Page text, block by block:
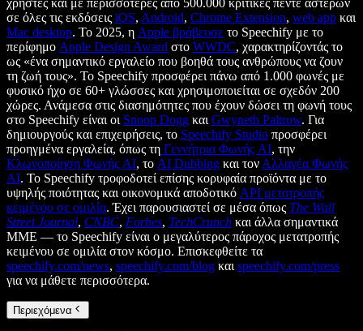
σε όλες τις εκδόσεις iOS, Android, Chrome Extension, web app και
Mac desktop. Το 2025, η Apple βράβευσε το Speechify με το
περίφημο Apple Design Award στο WWDC, χαρακτηρίζοντάς το
ως «ένα σημαντικό εργαλείο που βοηθά τους ανθρώπους να ζουν
τη ζωή τους». Το Speechify προσφέρει πάνω από 1.000 φωνές με
φυσικό ήχο σε 60+ γλώσσες και χρησιμοποιείται σε σχεδόν 200
χώρες. Ανάμεσα στις διασημότητες που έχουν δώσει τη φωνή τους
στο Speechify είναι οι Snoop Dogg και Gwyneth Paltrow. Για
δημιουργούς και επιχειρήσεις, το Speechify Studio προσφέρει
προηγμένα εργαλεία, όπως τη Γεννήτρια Φωνής AI, την
Κλωνοποίηση Φωνής AI, το AI Dubbing και τον Αλλαγέα Φωνής
AI. Το Speechify τροφοδοτεί επίσης κορυφαία προϊόντα με το
υψηλής ποιότητας και οικονομικά αποδοτικό API μετατροπής
κειμένου σε ομιλία. Έχει παρουσιαστεί σε μέσα όπως The Wall
Street Journal, CNBC, Forbes, TechCrunch και άλλα σημαντικά
ΜΜΕ — το Speechify είναι ο μεγαλύτερος πάροχος μετατροπής
κειμένου σε ομιλία στον κόσμο. Επισκεφθείτε τα
speechify.com/news, speechify.com/blog και speechify.com/press
για να μάθετε περισσότερα.
Περιεχόμενα